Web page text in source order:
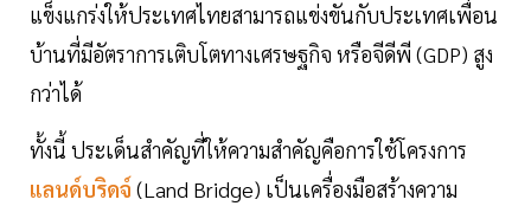
แข็งแกร่งให้ประเทศไทยสามารถแข่งขันกับประเทศเพื่อน
บ้านที่มีอัตราการเติบโตทางเศรษฐกิจ หรือจีดีพี (GDP) สูง
กว่าได้
ทั้งนี้ ประเด็นสำคัญที่ให้ความสำคัญคือการใช้โครงการ
แลนด์บริดจ์ (Land Bridge) เป็นเครื่องมือสร้างความ